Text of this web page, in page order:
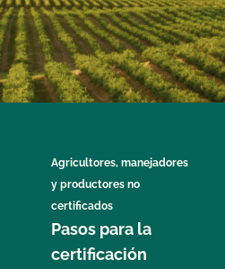
Agricultores, manejadores
y productores no
certificados
Pasos para la
certificación